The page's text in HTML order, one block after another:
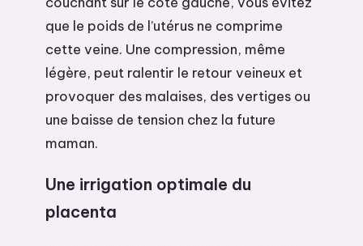
que le poids de l’utérus ne comprime
cette veine. Une compression, même
légère, peut ralentir le retour veineux et
provoquer des malaises, des vertiges ou
une baisse de tension chez la future
maman.
Une irrigation optimale du
placenta